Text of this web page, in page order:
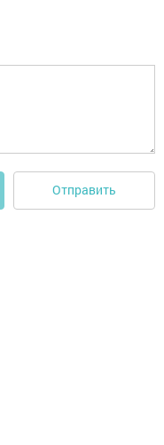
Отправить